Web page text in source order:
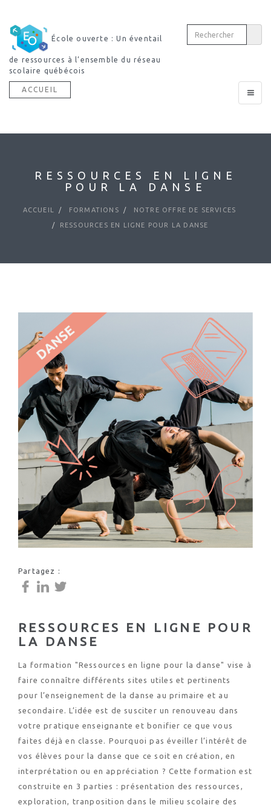
École ouverte : Un éventail
de ressources à l’ensemble du réseau
scolaire québécois
Toggle
ACCUEIL
RESSOURCES EN LIGNE
POUR LA DANSE
ACCUEIL FORMATIONS NOTRE OFFRE DE SERVICES
RESSOURCES EN LIGNE POUR LA DANSE
Partagez :
RESSOURCES EN LIGNE POUR
LA DANSE
La formation "Ressources en ligne pour la danse" vise à
faire connaître différents sites utiles et pertinents
pour l’enseignement de la danse au primaire et au
secondaire. L’idée est de susciter un renouveau dans
votre pratique enseignante et bonifier ce que vous
faites déjà en classe. Pourquoi pas éveiller l’intérêt de
vos élèves pour la danse que ce soit en création, en
interprétation ou en appréciation ? Cette formation est
construite en 3 parties : présentation des ressources,
exploration, tranposition dans le milieu scolaire des